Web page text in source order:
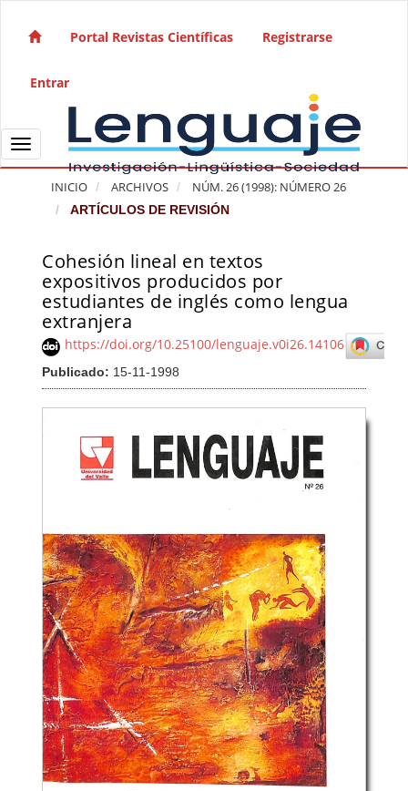
Navegación principal
Barra lateral
Portal Revistas Científicas Registrarse
Entrar
Toggle navigation
INICIO ARCHIVOS NÚM. 26 (1998): NÚMERO 26
ARTÍCULOS DE REVISIÓN
Cohesión lineal en textos
expositivos producidos por
estudiantes de inglés como lengua
extranjera
https://doi.org/10.25100/lenguaje.v0i26.14106
Publicado: 15-11-1998
Barra lateral del artículo